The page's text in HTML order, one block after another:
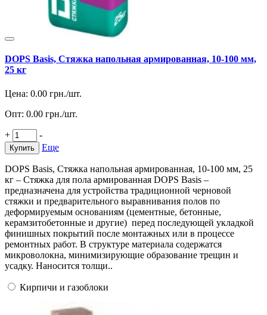
DOPS Basis, Стяжка напольная армированная, 10-100 мм,
25 кг
Цена: 0.00 грн./шт.
Опт: 0.00 грн./шт.
+ -
Купить Еще
DOPS Basis, Стяжка напольная армированная, 10-100 мм, 25
кг – Стяжка для пола армированная DOPS Basis –
предназначена для устройства традиционной черновой
стяжки и предварительного выравнивания полов по
деформируемым основаниям (цементные, бетонные,
керамзитобетонные и другие) перед последующей укладкой
финишных покрытий после монтажных или в процессе
ремонтных работ. В структуре материала содержатся
микроволокна, минимизирующие образование трещин и
усадку. Наносится толщи..
Кирпичи и газоблоки